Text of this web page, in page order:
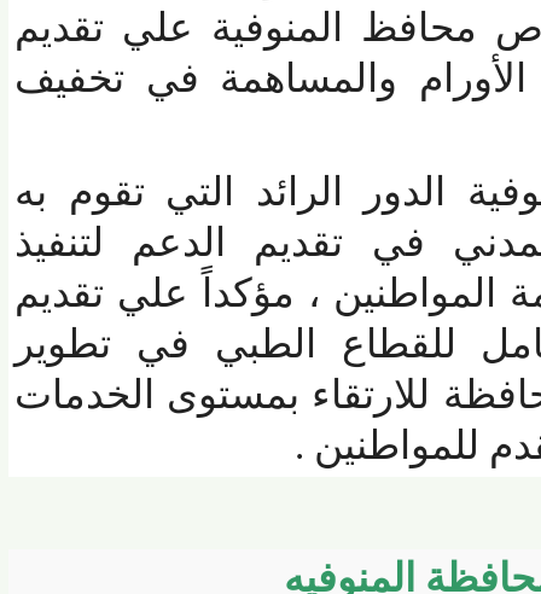
المنوفية علي تقديم
والمساهمة في تخفيف
الدور الرائد التي تقوم به
في تقديم الدعم لتنفيذ
، مؤكداً علي تقديم
للقطاع الطبي في تطوير
للارتقاء بمستوى الخدمات
للمواطنين .
المنوفيه